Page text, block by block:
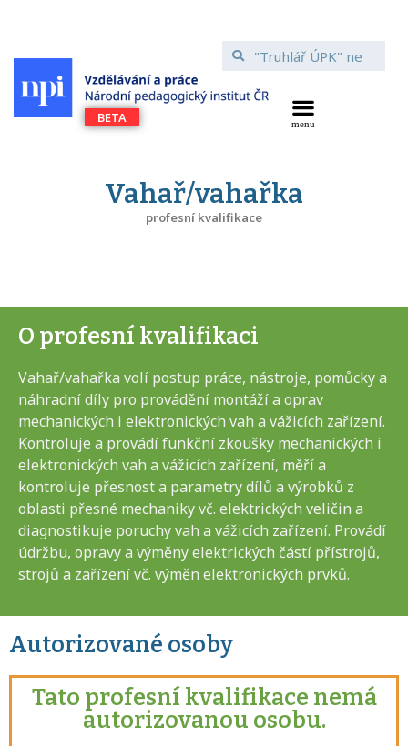
Vahař/vahařka
profesní kvalifikace
O profesní kvalifikaci
Vahař/vahařka volí postup práce, nástroje, pomůcky a
náhradní díly pro provádění montáží a oprav
mechanických i elektronických vah a vážicích zařízení.
Kontroluje a provádí funkční zkoušky mechanických i
elektronických vah a vážicích zařízení, měří a
kontroluje přesnost a parametry dílů a výrobků z
oblasti přesné mechaniky vč. elektrických veličin a
diagnostikuje poruchy vah a vážicích zařízení. Provádí
údržbu, opravy a výměny elektrických částí přístrojů,
strojů a zařízení vč. výměn elektronických prvků.
Autorizované osoby
Tato profesní kvalifikace nemá
autorizovanou osobu.